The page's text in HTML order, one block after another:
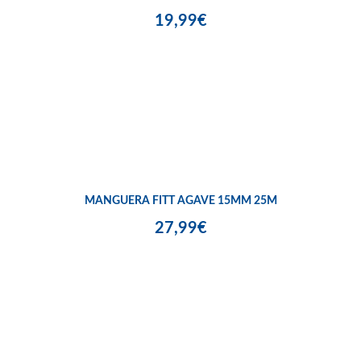
19,99€
MANGUERA FITT AGAVE 15MM 25M
27,99€